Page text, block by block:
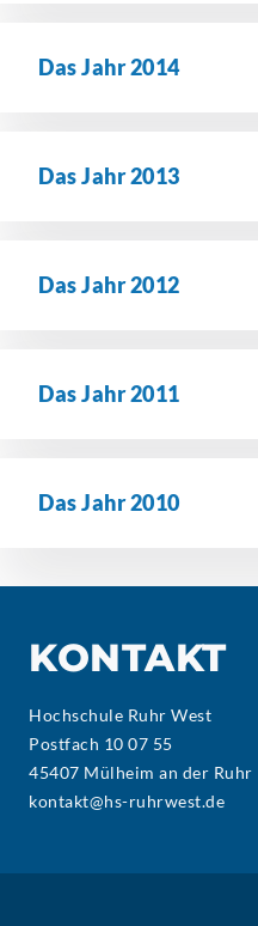
Das Jahr 2014
Das Jahr 2013
Das Jahr 2012
Das Jahr 2011
Das Jahr 2010
KONTAKT
Hochschule Ruhr West
Postfach 10 07 55
45407 Mülheim an der Ruhr
kontakt@hs-ruhrwest.de